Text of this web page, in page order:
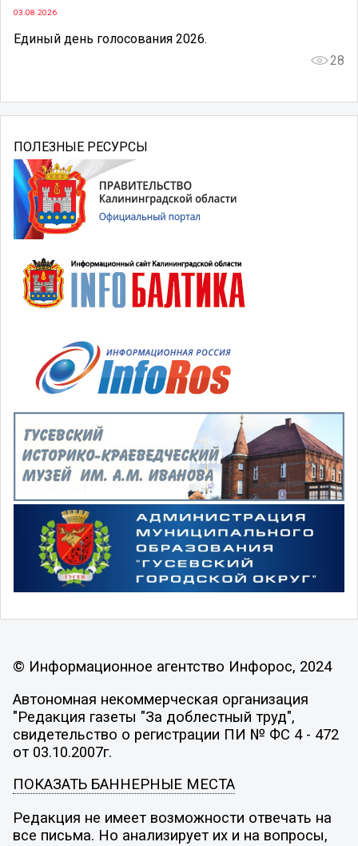
03.08.2026
Единый день голосования 2026.
28
ПОЛЕЗНЫЕ РЕСУРСЫ
© Информационное агентство Инфорос, 2024
Автономная некоммерческая организация
"Редакция газеты "За доблестный труд",
свидетельство о регистрации ПИ № ФС 4 - 472
от 03.10.2007г.
ПОКАЗАТЬ БАННЕРНЫЕ МЕСТА
Редакция не имеет возможности отвечать на
все письма. Но анализирует их и на вопросы,